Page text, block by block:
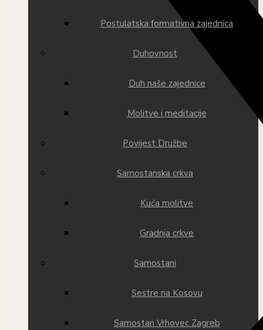
Postulatska formativna zajednica
Duhovnost
Duh naše zajednice
Molitve i meditacije
Povijest Družbe
Samostanska crkva
Kuća molitve
Gradnja crkve
Samostani
Sestre na Kosovu
Samostan Vrhovec Zagreb